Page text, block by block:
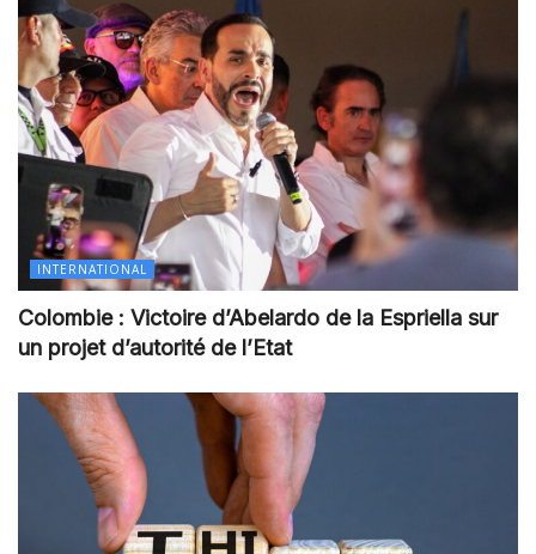
INTERNATIONAL
Colombie : Victoire d’Abelardo de la Espriella sur
un projet d’autorité de l’Etat